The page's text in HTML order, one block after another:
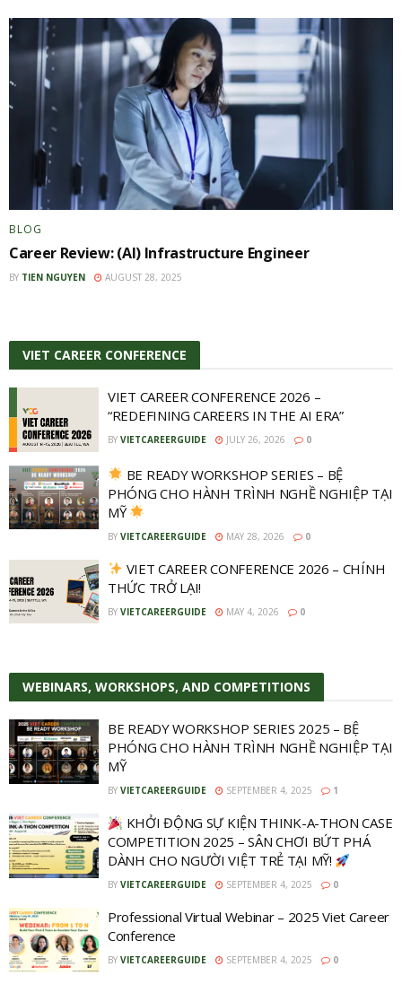
BLOG
Career Review: (AI) Infrastructure Engineer
BY TIEN NGUYEN AUGUST 28, 2025
VIET CAREER CONFERENCE
VIET CAREER CONFERENCE 2026 –
“REDEFINING CAREERS IN THE AI ERA”
BY VIETCAREERGUIDE JULY 26, 2026 0
BE READY WORKSHOP SERIES – BỆ
PHÓNG CHO HÀNH TRÌNH NGHỀ NGHIỆP TẠI
MỸ
BY VIETCAREERGUIDE MAY 28, 2026 0
VIET CAREER CONFERENCE 2026 – CHÍNH
THỨC TRỞ LẠI!
BY VIETCAREERGUIDE MAY 4, 2026 0
WEBINARS, WORKSHOPS, AND COMPETITIONS
BE READY WORKSHOP SERIES 2025 – BỆ
PHÓNG CHO HÀNH TRÌNH NGHỀ NGHIỆP TẠI
MỸ
BY VIETCAREERGUIDE SEPTEMBER 4, 2025 1
KHỞI ĐỘNG SỰ KIỆN THINK-A-THON CASE
COMPETITION 2025 – SÂN CHƠI BỨT PHÁ
DÀNH CHO NGƯỜI VIỆT TRẺ TẠI MỸ!
BY VIETCAREERGUIDE SEPTEMBER 4, 2025 0
Professional Virtual Webinar – 2025 Viet Career
Conference
BY VIETCAREERGUIDE SEPTEMBER 4, 2025 0